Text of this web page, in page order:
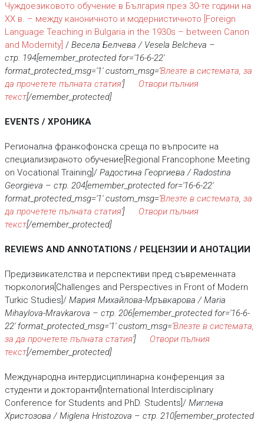
Чуждоезиковото обучение в България през 30-те години на
XX в. – между каноничното и модернистичното [Foreign
Language Teaching in Bulgaria in the 1930s – between Canon
and Modernity] / Весела Белчева / Vesela Belcheva –
стр. 194[emember_protected for='16-6-22'
format_protected_msg='1' custom_msg='Влезте в системата, за
да прочетете пълната статия']
Отвори пълния
текст[/emember_protected]
EVENTS / ХРОНИКА
Регионална франкофонска среща по въпросите на
специализираното обучение[Regional Francophone Meeting
on Vocational Training]/ Радостина Георгиева / Radostina
Georgieva – стр. 204[emember_protected for='16-6-22'
format_protected_msg='1' custom_msg='Влезте в системата, за
да прочетете пълната статия']
Отвори пълния
текст[/emember_protected]
REVIEWS AND ANNOTATIONS / РЕЦЕНЗИИ И АНОТАЦИИ
Предизвикателства и перспективи пред съвременната
тюркология[Challenges and Perspectives in Front of Modern
Turkic Studies]/ Мария Михайлова-Мръвкарова / Maria
Mihaylova-Mravkarova – стр. 206[emember_protected for='16-6-
22' format_protected_msg='1' custom_msg='Влезте в системата,
за да прочетете пълната статия']
Отвори пълния
текст[/emember_protected]
Международна интердисциплинарна конференция за
студенти и докторанти[International Interdisciplinary
Conference for Students and PhD. Students]/ Миглена
Христозова / Miglena Hristozova – стр. 210[emember_protected